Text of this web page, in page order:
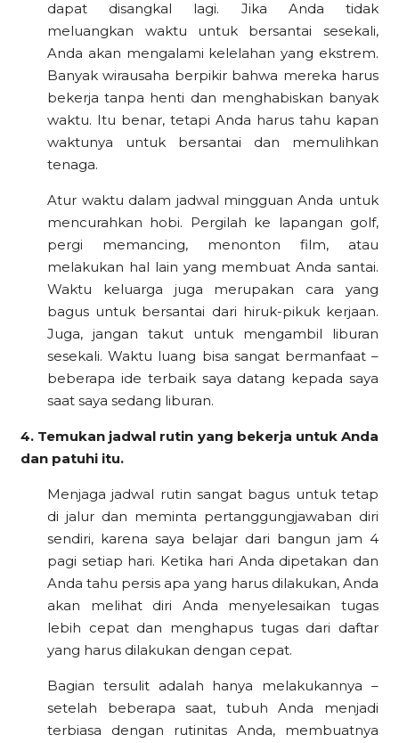
dapat disangkal lagi. Jika Anda tidak
meluangkan waktu untuk bersantai sesekali,
Anda akan mengalami kelelahan yang ekstrem.
Banyak wirausaha berpikir bahwa mereka harus
bekerja tanpa henti dan menghabiskan banyak
waktu. Itu benar, tetapi Anda harus tahu kapan
waktunya untuk bersantai dan memulihkan
tenaga.
Atur waktu dalam jadwal mingguan Anda untuk
mencurahkan hobi. Pergilah ke lapangan golf,
pergi memancing, menonton film, atau
melakukan hal lain yang membuat Anda santai.
Waktu keluarga juga merupakan cara yang
bagus untuk bersantai dari hiruk-pikuk kerjaan.
Juga, jangan takut untuk mengambil liburan
sesekali. Waktu luang bisa sangat bermanfaat –
beberapa ide terbaik saya datang kepada saya
saat saya sedang liburan.
4. Temukan jadwal rutin yang bekerja untuk Anda
dan patuhi itu.
Menjaga jadwal rutin sangat bagus untuk tetap
di jalur dan meminta pertanggungjawaban diri
sendiri, karena saya belajar dari bangun jam 4
pagi setiap hari. Ketika hari Anda dipetakan dan
Anda tahu persis apa yang harus dilakukan, Anda
akan melihat diri Anda menyelesaikan tugas
lebih cepat dan menghapus tugas dari daftar
yang harus dilakukan dengan cepat.
Bagian tersulit adalah hanya melakukannya –
setelah beberapa saat, tubuh Anda menjadi
terbiasa dengan rutinitas Anda, membuatnya